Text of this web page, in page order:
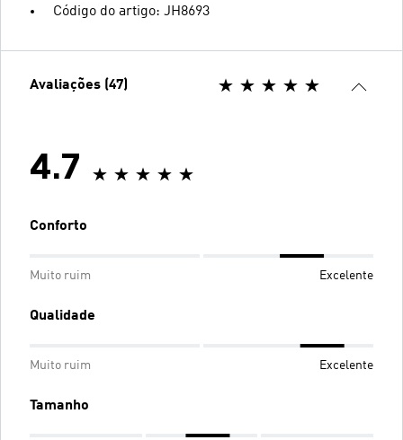
Código do artigo: JH8693
Avaliações (47)
4.7
Conforto
Muito ruim Excelente
Qualidade
Muito ruim Excelente
Tamanho